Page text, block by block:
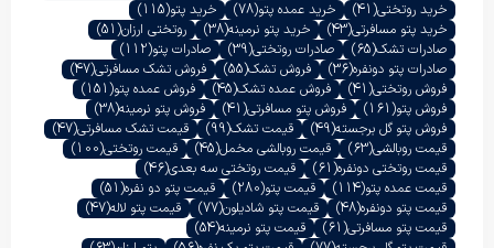
خرید روتختی(41) خرید عمده پتو(78) خرید پتو(115)
خرید پتو مسافرتی(43) خرید پتو نرمینه(38) روتختی ارزان(51)
صادرات تشک(65) صادرات روتختی(39) صادرات پتو(112)
صادرات پتو دونفره(36) فروش تشک(55) فروش تشک مسافرتی(47)
فروش روتختی(41) فروش عمده تشک(45) فروش عمده پتو(151)
فروش پتو(161) فروش پتو مسافرتی(41) فروش پتو نرمینه(38)
فروش پتو گل برجسته(49) قیمت تشک(99) قیمت تشک مسافرتی(47)
قیمت روبالشی(63) قیمت روبالشی مخمل(45) قیمت روتختی(100)
قیمت روتختی دونفره(61) قیمت روتختی سه بعدی(46)
قیمت عمده پتو(114) قیمت پتو(280) قیمت پتو دو نفره(51)
قیمت پتو دونفره(48) قیمت پتو شادیلون(77) قیمت پتو لاله(47)
قیمت پتو مسافرتی(61) قیمت پتو نرمینه(54)